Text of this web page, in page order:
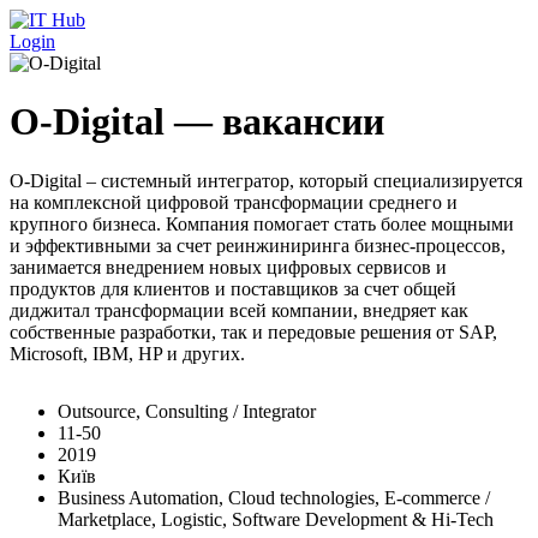
Перейти к основному содержанию
Login
O-Digital — вакансии
O-Digital – системный интегратор, который специализируется
на комплексной цифровой трансформации среднего и
крупного бизнеса. Компания помогает стать более мощными
и эффективными за счет реинжиниринга бизнес-процессов,
занимается внедрением новых цифровых сервисов и
продуктов для клиентов и поставщиков за счет общей
диджитал трансформации всей компании, внедряет как
собственные разработки, так и передовые решения от SAP,
Microsoft, IBM, HP и других.
Outsource, Consulting / Integrator
11-50
2019
Київ
Business Automation, Cloud technologies, E-commerce /
Marketplace, Logistic, Software Development & Hi-Tech